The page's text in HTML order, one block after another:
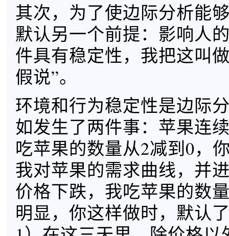
其次，为了使边际分析能
默认另一个前提：影响人
件具有稳定性，我把这叫
假说”。
环境和行为稳定性是边际
如发生了两件事：苹果连
吃苹果的数量从2减到0，
我对苹果的需求曲线，并
价格下跌，我吃苹果的数
明显，你这样做时，默认